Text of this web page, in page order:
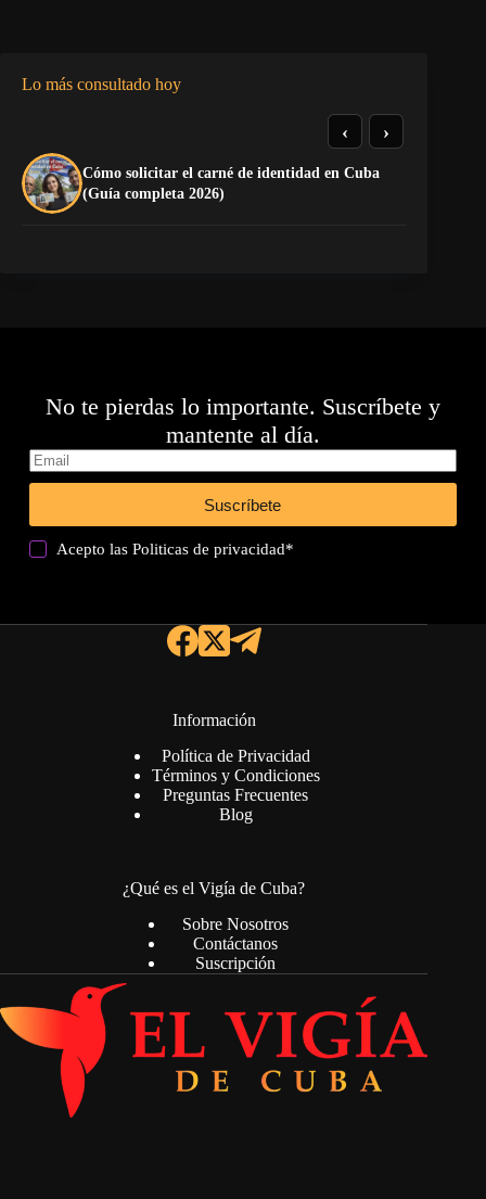
Lo más consultado hoy
Cómo solicitar el carné de identidad en Cuba
(Guía completa 2026)
‹ ›
No te pierdas lo importante. Suscríbete y
mantente al día.
Suscríbete
Acepto lasPoliticas de privacidad*
Información
Política de Privacidad
Términos y Condiciones
Preguntas Frecuentes
Blog
¿Qué es el Vigía de Cuba?
Sobre Nosotros
Contáctanos
Suscripción